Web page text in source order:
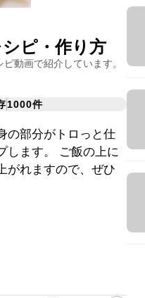
ピ・作り方
動画で紹介しています。
1000件
の部分がトロっと仕
します。 ご飯の上に
がれますので、ぜひ